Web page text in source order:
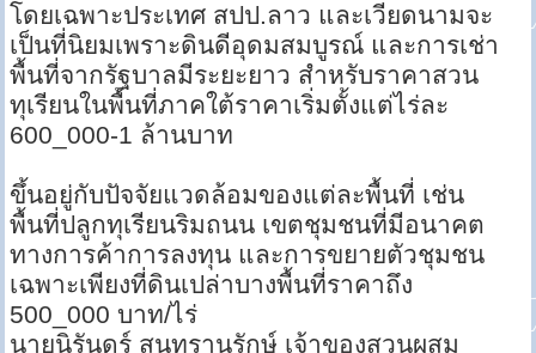
โดยเฉพาะประเทศ สปป.ลาว และเวียดนามจะ
เป็นที่นิยมเพราะดินดีอุดมสมบูรณ์ และการเช่า
พื้นที่จากรัฐบาลมีระยะยาว สำหรับราคาสวน
ทุเรียนในพื้นที่ภาคใต้ราคาเริ่มตั้งแต่ไร่ละ
600_000-1 ล้านบาท
ขึ้นอยู่กับปัจจัยแวดล้อมของแต่ละพื้นที่ เช่น
พื้นที่ปลูกทุเรียนริมถนน เขตชุมชนที่มีอนาคต
ทางการค้าการลงทุน และการขยายตัวชุมชน
เฉพาะเพียงที่ดินเปล่าบางพื้นที่ราคาถึง
500_000 บาท/ไร่
นายนิรันดร์ สุนทรานุรักษ์ เจ้าของสวนผสม